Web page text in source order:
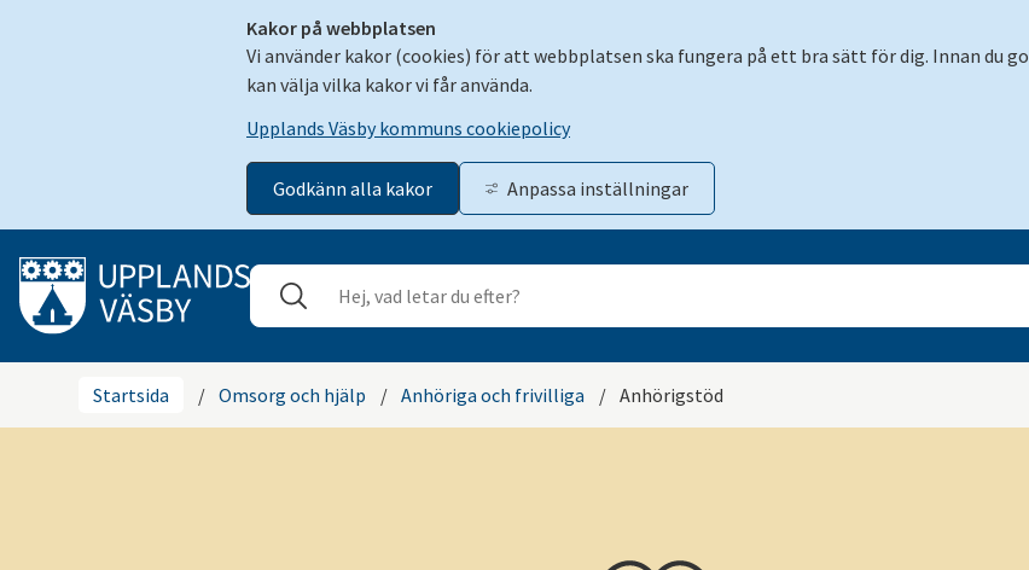
Kakor på webbplatsen
Vi använder kakor (cookies) för att webbplatsen ska fungera på ett bra sätt för dig. Innan du
kan välja vilka kakor vi får använda.
Upplands Väsby kommuns cookiepolicy
Godkänn alla kakor Anpassa inställningar
Gå till innehåll
Sök
Startsida / Omsorg och hjälp / Anhöriga och frivilliga / Anhörigstöd